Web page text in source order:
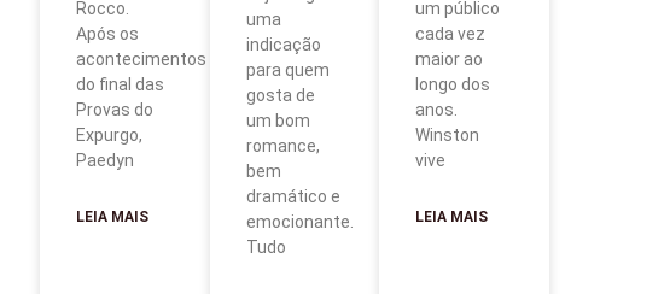
Rocco.
Após os
acontecimentos
do final das
Provas do
Expurgo,
Paedyn
LEIA MAIS
uma
indicação
para quem
gosta de
um bom
romance,
bem
dramático e
emocionante.
Tudo
um público
cada vez
maior ao
longo dos
anos.
Winston
vive
LEIA MAIS